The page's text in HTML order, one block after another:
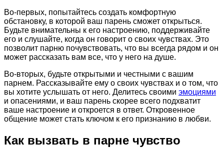
Во-первых, попытайтесь создать комфортную
обстановку, в которой ваш парень сможет открыться.
Будьте внимательны к его настроению, поддерживайте
его и слушайте, когда он говорит о своих чувствах. Это
позволит парню почувствовать, что вы всегда рядом и он
может рассказать вам все, что у него на душе.
Во-вторых, будьте открытыми и честными с вашим
парнем. Рассказывайте ему о своих чувствах и о том, что
вы хотите услышать от него. Делитесь своими эмоциями
и опасениями, и ваш парень скорее всего подхватит
ваше настроение и откроется в ответ. Откровенное
общение может стать ключом к его признанию в любви.
Как вызвать в парне чувство